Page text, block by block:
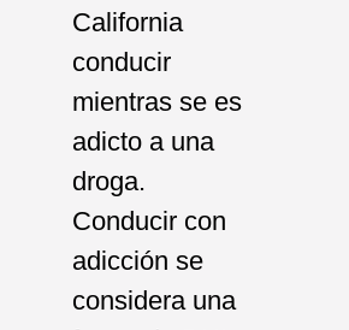
California
conducir
mientras se es
adicto a una
droga.
Conducir con
adicción se
considera una